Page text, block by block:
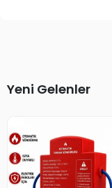
Yeni Gelenler